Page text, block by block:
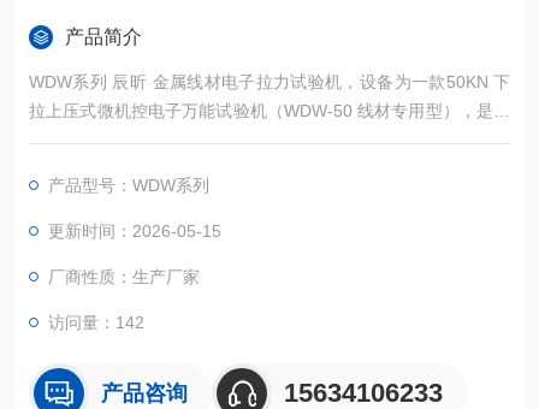
产品简介
WDW系列 辰昕 金属线材电子拉力试验机，设备为一款50KN 下
拉上压式微机控电子万能试验机（WDW-50 线材专用型），是针
对金属线材（钢丝、钢绞线、焊丝、冷拔丝、镀锌丝等） 开发的
产品型号：WDW系列
更新时间：2026-05-15
厂商性质：生产厂家
访问量：142
产品咨询 15634106233